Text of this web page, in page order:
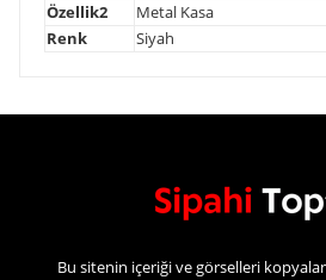
Özellik2
Metal Kasa
Renk
Siyah
Bu sitenin içeriği ve görselleri